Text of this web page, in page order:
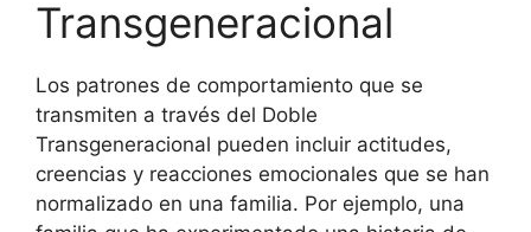
Transgeneracional
Los patrones de comportamiento que se
transmiten a través del Doble
Transgeneracional pueden incluir actitudes,
creencias y reacciones emocionales que se han
normalizado en una familia. Por ejemplo, una